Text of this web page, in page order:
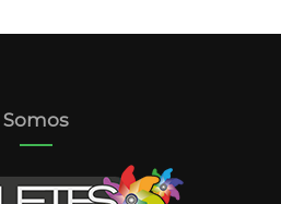
Somos